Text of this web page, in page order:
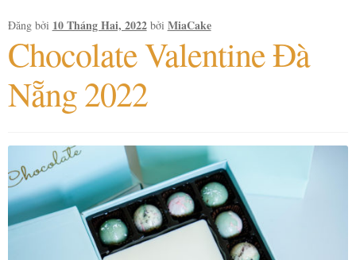
Đăng bởi 10 Tháng Hai, 2022 bởi MiaCake
Chocolate Valentine Đà
Nẵng 2022